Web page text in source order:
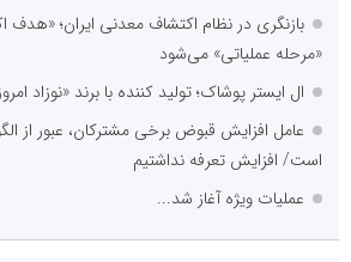
بازنگری در نظام اکتشاف معدنی ایران؛ «هدف
«مرحله عملیاتی» می‌شود
ال ایستر پوشاک؛ تولید کننده با برند «نوزاد
عامل افزایش قبوض برخی مشترکان، عبور از
است/ افزایش تعرفه نداشتیم
عملیات ویژه آغاز شد...